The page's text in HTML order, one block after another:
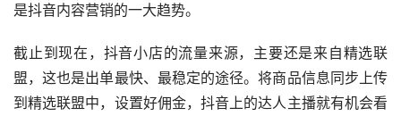
是抖音内容营销的一大趋势。
截止到现在，抖音小店的流量来源，主要还是来自精选联
盟，这也是出单最快、最稳定的途径。将商品信息同步上传
到精选联盟中，设置好佣金，抖音上的达人主播就有机会看